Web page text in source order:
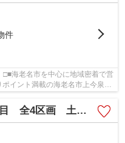
件
□■海老名市を中心に地域密着で営
イント満載の海老名市上今泉3
クチー...
数料半額キャンペーン対象物件】